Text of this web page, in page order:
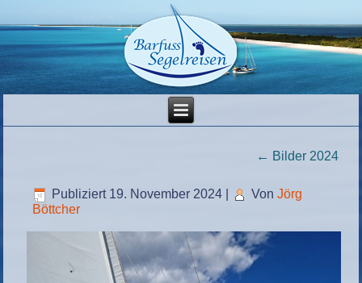
← Bilder 2024
Publiziert 19. November 2024 Von Jörg
Böttcher